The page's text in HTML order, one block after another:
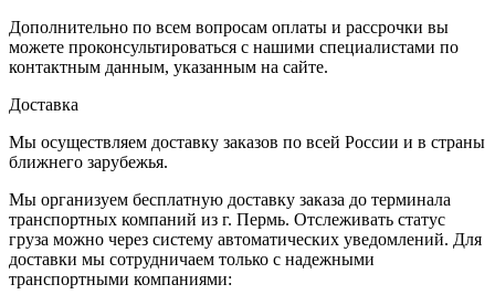
Дополнительно по всем вопросам оплаты и рассрочки вы
можете проконсультироваться с нашими специалистами по
контактным данным, указанным на сайте.
Доставка
Мы осуществляем доставку заказов по всей России и в страны
ближнего зарубежья.
Мы организуем бесплатную доставку заказа до терминала
транспортных компаний из г. Пермь. Отслеживать статус
груза можно через систему автоматических уведомлений. Для
доставки мы сотрудничаем только с надежными
транспортными компаниями: